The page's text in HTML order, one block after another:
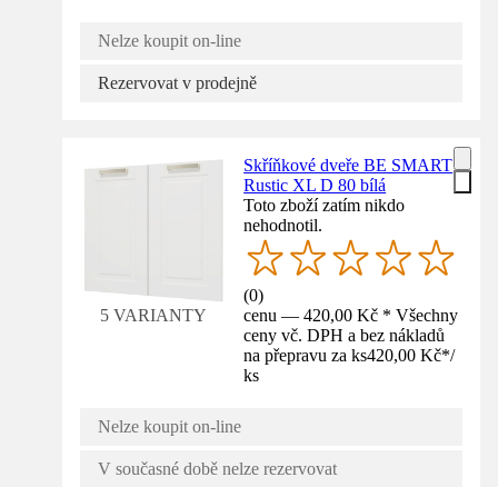
Nelze koupit on-line
Rezervovat v prodejně
5 VARIANTY
Skříňkové dveře BE SMART
Rustic XL D 80 bílá
Toto zboží zatím nikdo
nehodnotil.
(0)
cenu — 420,00 Kč * Všechny
ceny vč. DPH a bez nákladů
na přepravu za ks420,00 Kč*/
ks
Nelze koupit on-line
V současné době nelze rezervovat